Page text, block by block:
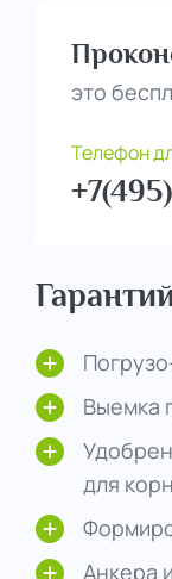
это
Телефон
Выемка
для
Анкера